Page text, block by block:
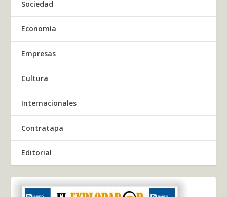
Sociedad
Economía
Empresas
Cultura
Internacionales
Contratapa
Editorial